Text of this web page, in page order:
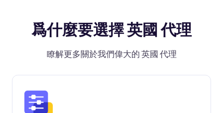
爲什麼要選擇 英國 代理
瞭解更多關於我們偉大的 英國 代理